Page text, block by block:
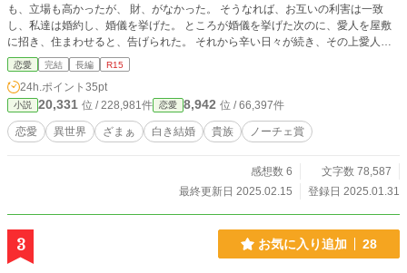
も、立場も高かったが、 財、がなかった。 そうなれば、お互いの利害は一致
し、私達は婚約し、婚儀を挙げた。 ところが婚儀を挙げた次のに、愛人を屋敷
に招き、住まわせると、告げられた。 それから辛い日々が続き、その上愛人は
身篭った。 私には、ひとつも手を出さなかった。 もう疲れました。 私は、白い
結婚の為離縁を致します。 内容に性的な言葉が入る為、R15と致します。 最後
まで書き終おわり、毎日、6時、12時、18時と3回設定しています。 最後までお
付き合い下さい
恋愛 完結 長編 R15
24h.ポイント 35pt
小説 20,331 位 / 228,981件 恋愛 8,942 位 / 66,397件
恋愛 異世界 ざまぁ 白き結婚 貴族 ノーチェ賞
感想数 6
文字数 78,587
最終更新日 2025.02.15
登録日 2025.01.31
3 お気に入り追加 28